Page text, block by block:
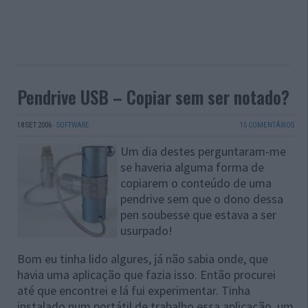
Pendrive USB – Copiar sem ser notado?
18 SET 2006 · SOFTWARE 15 COMENTÁRIOS
Um dia destes perguntaram-me
se haveria alguma forma de
copiarem o conteúdo de uma
pendrive sem que o dono dessa
pen soubesse que estava a ser
usurpado!
Bom eu tinha lido algures, já não sabia onde, que
havia uma aplicação que fazia isso. Então procurei
até que encontrei e lá fui experimentar. Tinha